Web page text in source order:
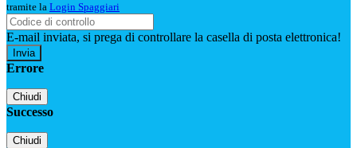
tramite la Login Spaggiari
E-mail inviata, si prega di controllare la casella di posta elettronica!
Errore
Chiudi
Successo
Chiudi